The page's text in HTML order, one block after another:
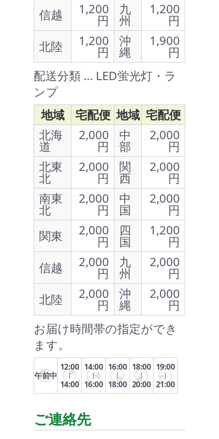
信越
1,200
円
九
州
1,200
円
北陸
1,200
円
沖
縄
1,900
円
配送分類 … LED蛍光灯・ラ
ンプ
地域
宅配便 地域 宅配便
北海
道
2,000
円
中
部
2,000
円
北東
北
2,000
円
関
西
2,000
円
南東
北
2,000
円
中
国
2,000
円
関東
2,000
円
四
国
1,200
円
信越
2,000
円
九
州
2,000
円
北陸
2,000
円
沖
縄
2,000
円
お届け時間帯の指定ができ
ます。
午前中
12:00
14:00
14:00
16:00
16:00
18:00
18:00
20:00
19:00
21:00
ご連絡先